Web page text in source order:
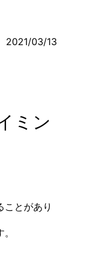
2021/03/13
ミン
とがあり